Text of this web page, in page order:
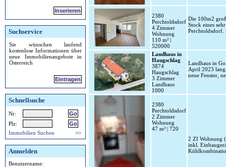
Inserieren
Suchservice
Sie wünschen laufend
kostenlose Informationen über
neue Immobilienangebote in
Österreich
Eintragen
Schnellsuche
Nr:
Plz:
Immobilien Suchen
>>
Anmelden
Benutzername:
2380
Perchtoldsdorf
4 Zimmer
Wohnung
110 m² |
520000
Die 100m2
Stock eines
Perchtoldsdorf.
Landhaus in
Haugschlag
3874
Haugschlag
3 Zimmer
Landhaus
1000
Landhaus in
April 2023
neue Fenster,
2380
Perchtoldsdorf
2 Zimmer
Wohnung
47 m² | 720
2 ZI Wohnung
inkl.